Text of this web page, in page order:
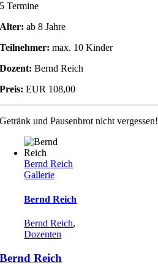
5 Termine
Alter: ab 8 Jahre
Teilnehmer: max. 10 Kinder
Dozent: Bernd Reich
Preis: EUR 108,00
Getränk und Pausenbrot nicht vergessen!
Bernd Reich
Gallerie
Bernd Reich
Bernd Reich,
Dozenten
Bernd Reich